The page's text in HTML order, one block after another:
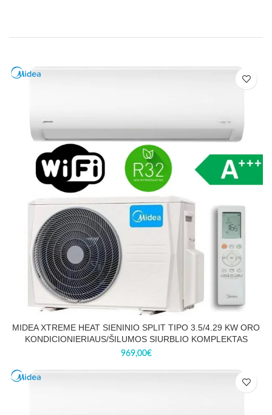
MIDEA XTREME HEAT SIENINIO SPLIT TIPO 3.5/4.29 KW ORO
KONDICIONIERIAUS/ŠILUMOS SIURBLIO KOMPLEKTAS
969,00€